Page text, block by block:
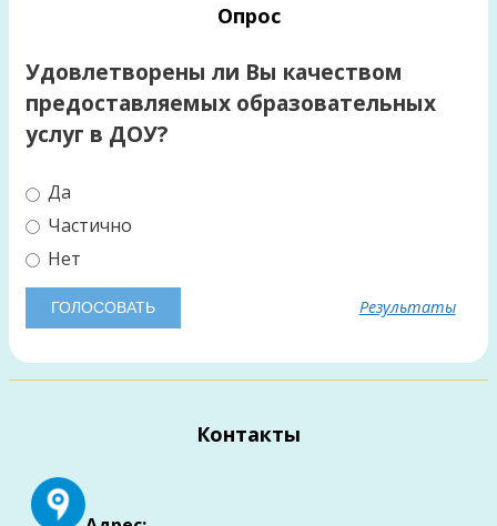
Опрос
Удовлетворены ли Вы качеством
предоставляемых образовательных
услуг в ДОУ?
Да
Частично
Нет
Результаты
Контакты